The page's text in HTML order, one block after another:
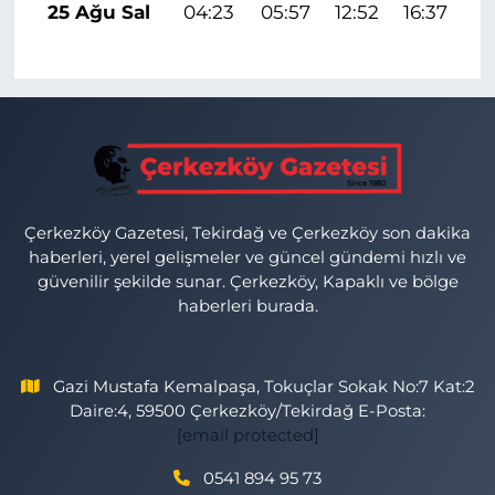
25 Ağu Sal
04:23 05:57 12:52 16:37
Çerkezköy Gazetesi, Tekirdağ ve Çerkezköy son dakika
haberleri, yerel gelişmeler ve güncel gündemi hızlı ve
güvenilir şekilde sunar. Çerkezköy, Kapaklı ve bölge
haberleri burada.
Gazi Mustafa Kemalpaşa, Tokuçlar Sokak No:7 Kat:2
Daire:4, 59500 Çerkezköy/Tekirdağ E-Posta:
[email protected]
0541 894 95 73